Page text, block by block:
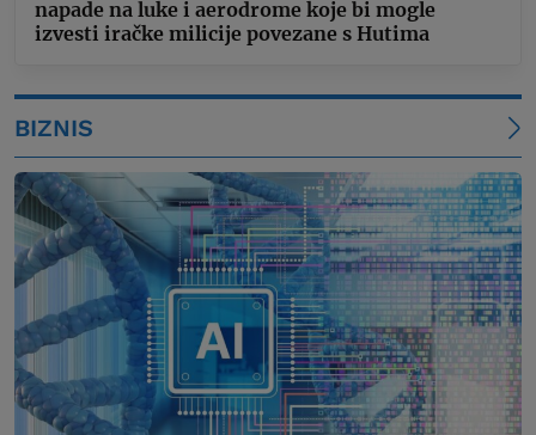
napade na luke i aerodrome koje bi mogle
izvesti iračke milicije povezane s Hutima
BIZNIS